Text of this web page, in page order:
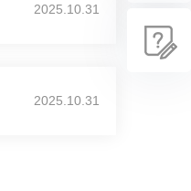
2025.10.31
2025.10.31